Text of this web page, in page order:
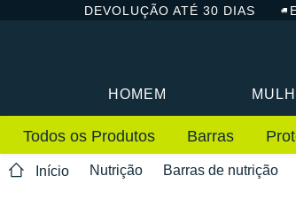
DEVOLUÇÃO ATÉ 30 DIAS
HOMEM
Todos os Produtos Barras
Início Nutrição Barras de nutrição